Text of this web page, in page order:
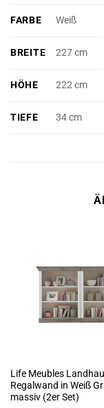
FARBE Weiß
BREITE 227 cm
HÖHE 222 cm
TIEFE 34 cm
Life Meubles
Regalwand in Weiß
massiv (2er Set)